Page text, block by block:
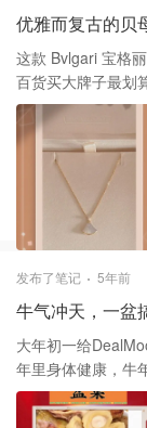
优雅而复古的贝
这款 Bvlgari 宝格
百货买大牌子最划
动买2000满300买
网上有卖哦！ BVLGARI Divas' Dream 18K Rose Gold, Mother-Of-
Pearl & Diamond
项链是Bvlgari 宝格
女性的优雅气质
罗马精神向最迷
拉卡拉大浴场大理
美学的真正精髓。 谢谢大家的喜欢和支持。❤️❤️ 项链Bvlgari 宝格
发布了笔记 5年前
牛气冲天，一盆
大年初一给
年里身体健康，牛年大吉，
吃盆菜，以前是妈
菜，让大家平平安安